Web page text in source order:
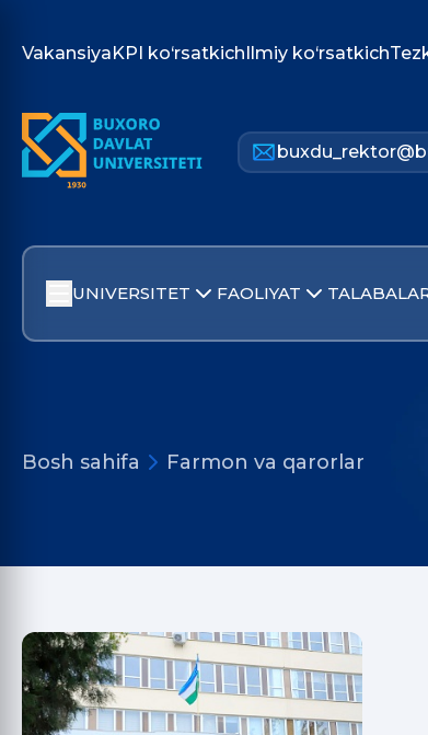
VakansiyaKPI ko‘rsatkichIlmiy ko‘rsatkich
UNIVERSITET FAOLIYAT
Bosh sahifa Farmon va qarorlar